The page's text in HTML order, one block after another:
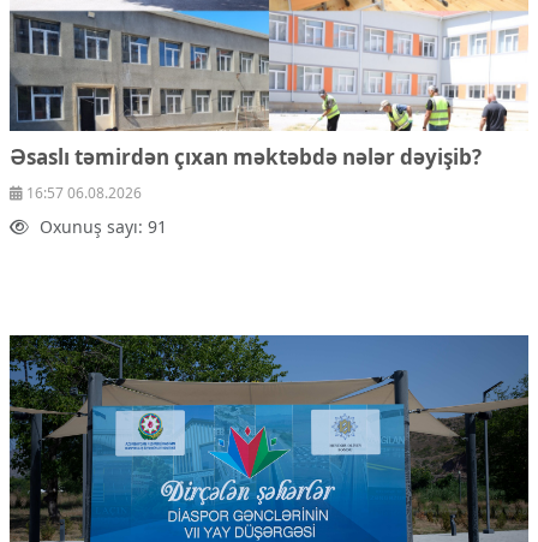
Əsaslı təmirdən çıxan məktəbdə nələr dəyişib?
16:57 06.08.2026
Oxunuş sayı: 91